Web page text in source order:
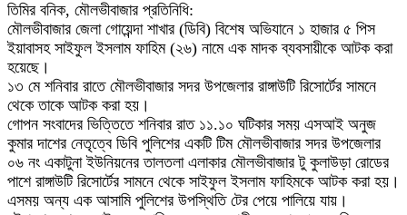
তিমির বনিক, মৌলভীবাজার প্রতিনিধি:
মৌলভীবাজার জেলা গোয়েন্দা শাখার (ডিবি) বিশেষ অভিযানে ১ হাজার ৫ পিস
ইয়াবাসহ সাইফুল ইসলাম ফাহিম (২৬) নামে এক মাদক ব্যবসায়ীকে আটক করা
হয়েছে।
১৩ মে শনিবার রাতে মৌলভীবাজার সদর উপজেলার রাঙ্গাউটি রিসোর্টের সামনে
থেকে তাকে আটক করা হয়।
গোপন সংবাদের ভিত্তিতে শনিবার রাত ১১.১০ ঘটিকার সময় এসআই অনুজ
কুমার দাশের নেতৃত্বে ডিবি পুলিশের একটি টিম মৌলভীবাজার সদর উপজেলার
০৬ নং একাটুনা ইউনিয়নের তালতলা এলাকার মৌলভীবাজার টু কুলাউড়া রোডের
পাশে রাঙ্গাউটি রিসোর্টের সামনে থেকে সাইফুল ইসলাম ফাহিমকে আটক করা হয়।
এসময় অন্য এক আসামি পুলিশের উপস্থিতি টের পেয়ে পালিয়ে যায়।